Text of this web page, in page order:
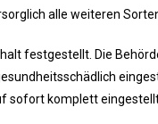
alle weiteren
festgestellt. Die
sofort komplett